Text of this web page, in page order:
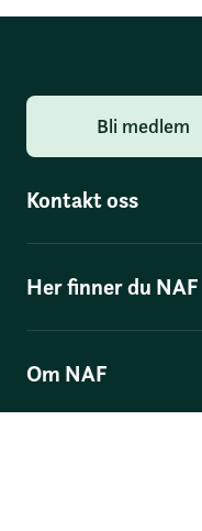
Bli medlem
Kontakt oss
Her finner du NAF
Om NAF